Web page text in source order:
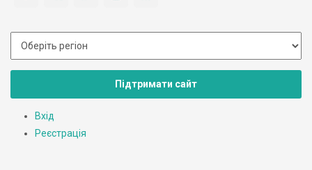
Підтримати сайт
Вхід
Реєстрація